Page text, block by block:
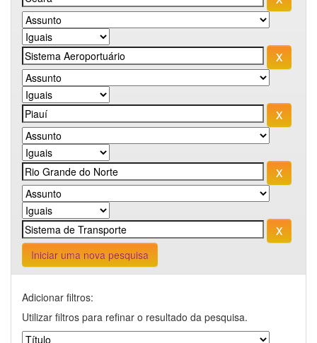
Iniciar uma nova pesquisa
Adicionar filtros:
Utilizar filtros para refinar o resultado da pesquisa.